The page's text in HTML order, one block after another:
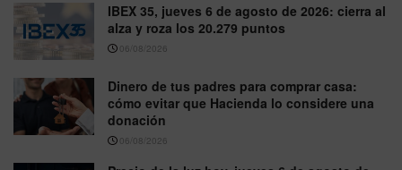
IBEX 35, jueves 6 de agosto de 2026: cierra al
alza y roza los 20.279 puntos
06/08/2026
Dinero de tus padres para comprar casa:
cómo evitar que Hacienda lo considere una
donación
06/08/2026